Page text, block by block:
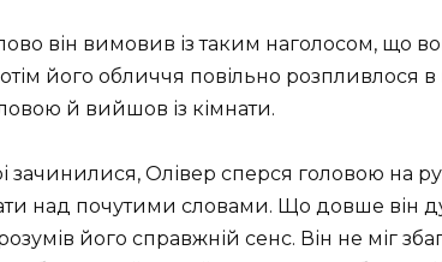
він вимовив із таким наголосом, що
його обличчя повільно розпливлося
й вийшов із кімнати.
зачинилися, Олівер сперся головою на
над почутими словами. Що довше він
його справжній сенс. Він не міг